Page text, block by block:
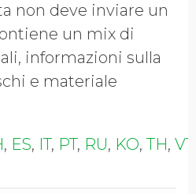
non deve inviare un
un mix di
informazioni sulla
e materiale
, ES, IT, PT, RU, KO,TH, VT